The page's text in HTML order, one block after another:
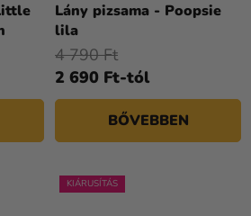
Lány pizsama - Poopsie
lila
2 690 Ft-tól
4 790 Ft
BŐVEBBEN
KIÁRUSÍTÁS